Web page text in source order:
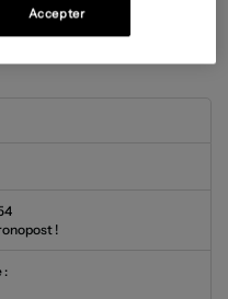
!
:
Accepter